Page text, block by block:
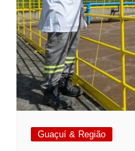
Guaçuí & Região